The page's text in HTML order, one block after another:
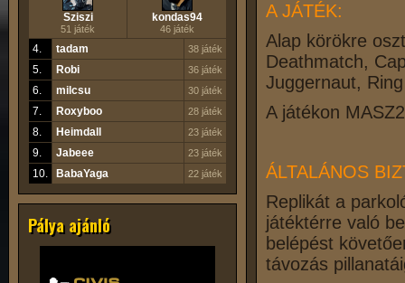
Sziszi
51 játék
kondas94
46 játék
4. tadam 38 játék
5. Robi 36 játék
6. milcsu 30 játék
7. Roxyboo 28 játék
8. Heimdall 23 játék
9. Jabeee 23 játék
10. BabaYaga 22 játék
Pálya ajánló
A JÁTÉK:
Alap körökre
Deathmatch,
Juggernaut,
A játékon
ÁLTALÁNOS
Replikát a
játéktérre való
belépést
távozás